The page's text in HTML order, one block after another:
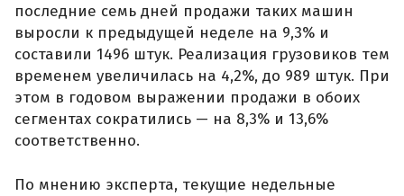
последние семь дней продажи таких машин
выросли к предыдущей неделе на 9,3% и
составили 1496 штук. Реализация грузовиков тем
временем увеличилась на 4,2%, до 989 штук. При
этом в годовом выражении продажи в обоих
сегментах сократились — на 8,3% и 13,6%
соответственно.
По мнению эксперта, текущие недельные